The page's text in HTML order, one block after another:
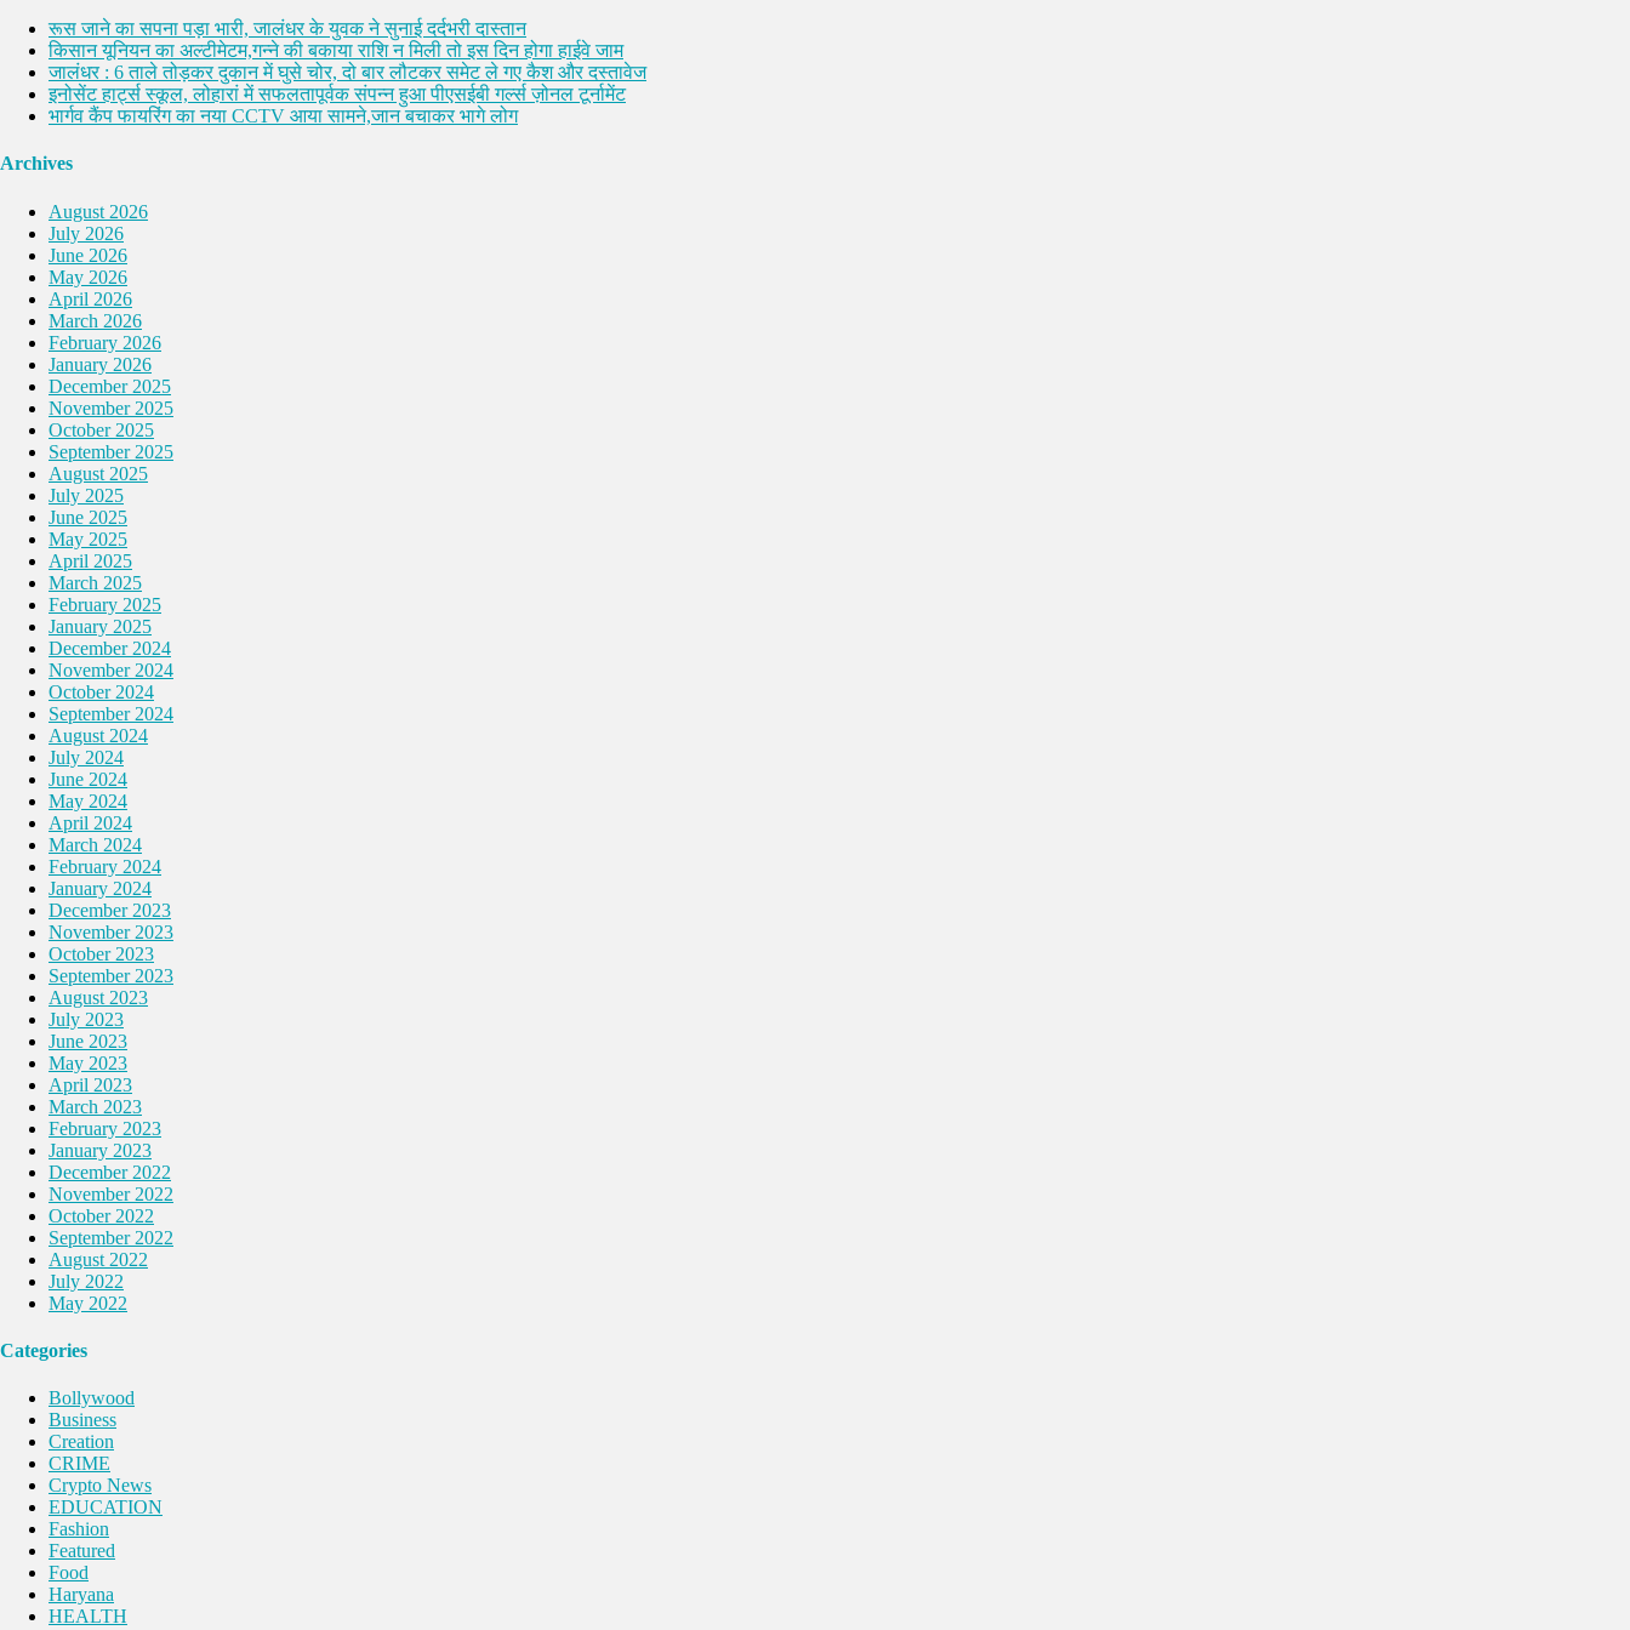
रूस जाने का सपना पड़ा भारी, जालंधर के युवक ने सुनाई दर्दभरी दास्तान
किसान यूनियन का अल्टीमेटम,गन्ने की बकाया राशि न मिली तो इस दिन होगा हाईवे जाम
जालंधर : 6 ताले तोड़कर दुकान में घुसे चोर, दो बार लौटकर समेट ले गए कैश और दस्तावेज
इनोसेंट हार्ट्स स्कूल, लोहारां में सफलतापूर्वक संपन्न हुआ पीएसईबी गर्ल्स ज़ोनल टूर्नामेंट
भार्गव कैंप फायरिंग का नया CCTV आया सामने,जान बचाकर भागे लोग
Archives
August 2026
July 2026
June 2026
May 2026
April 2026
March 2026
February 2026
January 2026
December 2025
November 2025
October 2025
September 2025
August 2025
July 2025
June 2025
May 2025
April 2025
March 2025
February 2025
January 2025
December 2024
November 2024
October 2024
September 2024
August 2024
July 2024
June 2024
May 2024
April 2024
March 2024
February 2024
January 2024
December 2023
November 2023
October 2023
September 2023
August 2023
July 2023
June 2023
May 2023
April 2023
March 2023
February 2023
January 2023
December 2022
November 2022
October 2022
September 2022
August 2022
July 2022
May 2022
Categories
Bollywood
Business
Creation
CRIME
Crypto News
EDUCATION
Fashion
Featured
Food
Haryana
HEALTH